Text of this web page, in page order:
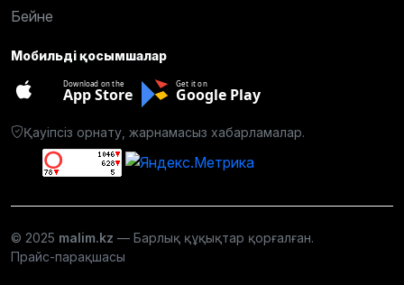
Бейне
Мобильді қосымшалар
Download on the
App Store
Get it on
Google Play
Қауіпсіз орнату, жарнамасыз хабарламалар.
© 2025 malim.kz — Барлық құқықтар қорғалған.
Прайс-парақшасы